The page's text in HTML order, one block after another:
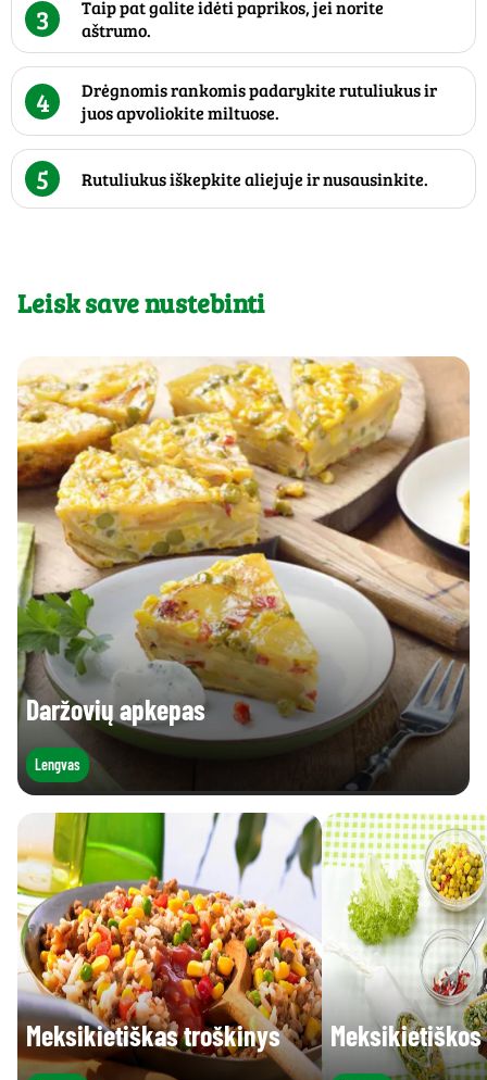
3
Taip pat galite idėti paprikos, jei norite
aštrumo.
4
Drėgnomis rankomis padarykite rutuliukus ir
juos apvoliokite miltuose.
5 Rutuliukus iškepkite aliejuje ir nusausinkite.
Leisk save nustebinti
Daržovių apkepas
Lengvas
Meksikietiškas troškinys